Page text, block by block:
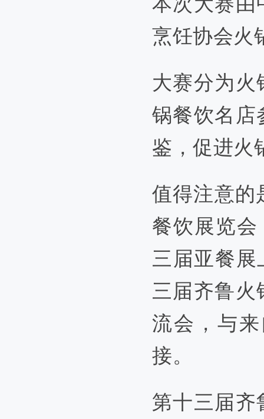
烹饪协会火
大赛分为
锅餐饮名店
鉴，促进火
值得注意的
餐饮展览会
三届亚餐
三届齐鲁
流会，与
接。
第十三届